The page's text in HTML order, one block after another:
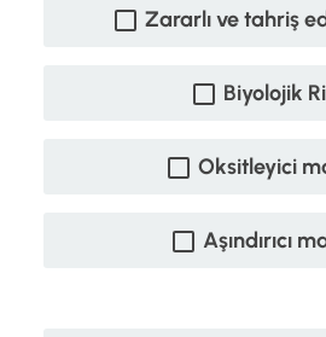
Zararlı ve tahriş
Biyolojik
Oksitleyici
Aşındırıcı